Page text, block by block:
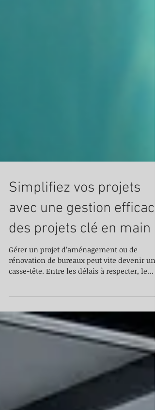
Simplifiez vos projets
avec une gestion efficace
des projets clé en main
Gérer un projet d’aménagement ou de
casse-tête. Entre les délais à respecter, le
budget à maîtriser et la coordination des
différents intervenants, on peut facilement
se sentir dépassé. Pourtant, il existe une
solution simple et efficace : la gestion clé en
main. Je vous explique comment cette
approche peut transformer vos projets en
véritables réussites, sans stress ni
surprises. Pourquoi opter pour une gestion